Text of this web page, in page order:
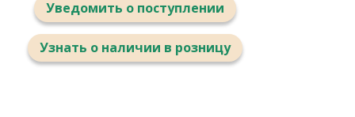
Уведомить о поступлении
Узнать о наличии в розницу